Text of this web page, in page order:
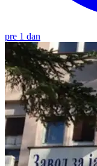
pre 1 dan